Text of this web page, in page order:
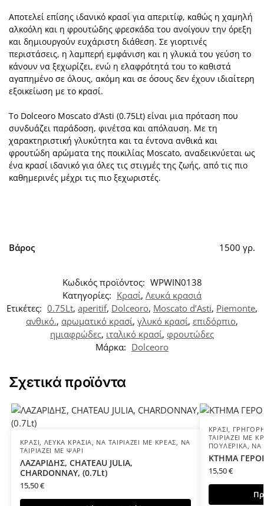
Αποτελεί επίσης ιδανικό κρασί για απεριτίφ, καθώς η χαμηλή
αλκοόλη και η φρουτώδης φρεσκάδα του ανοίγουν την όρεξη
και δημιουργούν ευχάριστη διάθεση. Σε γιορτινές
περιστάσεις, η λαμπερή εμφάνιση και η γλυκιά του γεύση το
κάνουν να ξεχωρίζει, ενώ η ελαφρότητά του το καθιστά
αγαπημένο σε όλους, ακόμη και σε όσους δεν έχουν ιδιαίτερη
εξοικείωση με το κρασί.
Το Dolceoro Moscato d’Asti (0.75Lt) είναι μια πρόταση που
συνδυάζει παράδοση, φινέτσα και απόλαυση. Με τη
χαρακτηριστική γλυκύτητα και τα έντονα ανθικά και
φρουτώδη αρώματα της ποικιλίας Moscato, αναδεικνύεται ως
ένα κρασί ιδανικό για όλες τις στιγμές της ζωής, από τις πιο
καθημερινές μέχρι τις πιο ξεχωριστές.
Βάρος 1500 γρ.
Κωδικός προϊόντος: WPWIN0138
Κατηγορίες: Κρασί, Λευκά κρασιά
Ετικέτες: 0.75Lt, aperitif, Dolceoro, Moscato d’Asti, Piemonte,
ανθικό., αρωματικό κρασί, γλυκό κρασί, επιδόρπιο,
ημιαφρώδες, ιταλικό κρασί, φρουτώδες
Μάρκα: Dolceoro
Σχετικά προϊόντα
ΚΡΑΣΊ, ΛΕΥΚΆ ΚΡΑΣΙΆ, ΝΑ ΤΑΙΡΙΆΖΕΙ ΜΕ ΚΡΈΑΣ, ΝΑ
ΤΑΙΡΙΆΖΕΙ ΜΕ ΨΆΡΙ
ΛΑΖΑΡΙΔΗΣ, CHATEAU JULIA,
CHARDONNAY, (0.7Lt)
15,50€
ΚΡΑΣΊ,
ΤΑΙΡΙΆΖΕΙ ΜΕ
ΠΟΥΛΕΡΙΚΆ, ΝΑ
ΚΤΗΜΑ
15,50€